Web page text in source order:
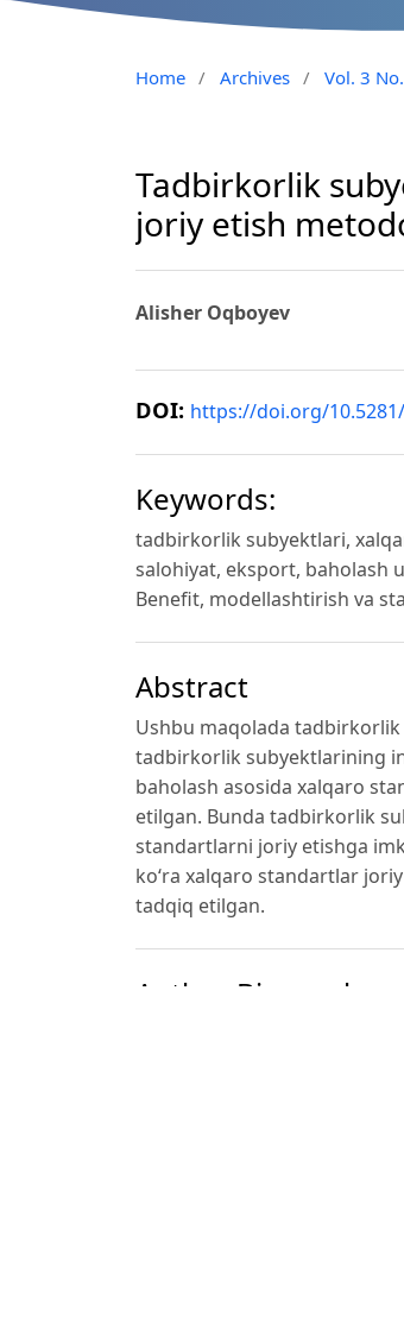
Home / Archives / Vol. 3
Tadbirkorlik
joriy etish
Alisher Oqboyev
DOI: https://doi.org/
Keywords:
tadbirkorlik subyektlari,
salohiyat, eksport, baholash
Benefit, modellashtirish va
Abstract
Ushbu maqolada
tadbirkorlik subyektlarining
baholash asosida xalqaro
etilgan. Bunda tadbirkorlik
standartlarni joriy etishga
ko‘ra xalqaro standartlar
tadqiq etilgan.
Author Biography